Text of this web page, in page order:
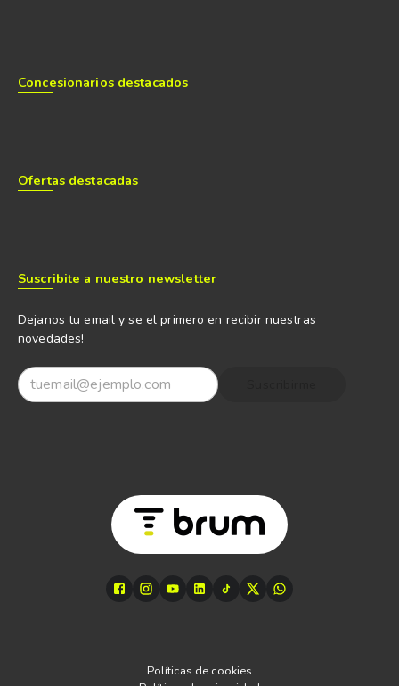
Concesionarios destacados
Ofertas destacadas
Suscribite a nuestro newsletter
Dejanos tu email y se el primero en recibir nuestras
novedades!
Políticas de cookies